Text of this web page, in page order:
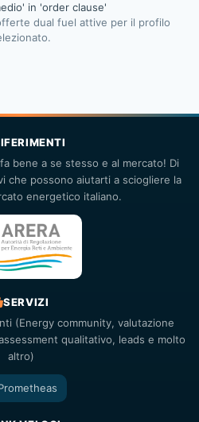
in 'order clause'
dual fuel attive per il profilo
bene a se stesso e al mercato! Di
che possono aiutarti a sciogliere la
energetico italiano.
SERVIZI
(Energy community, valutazione
qualitativo, leads e molto
altro)